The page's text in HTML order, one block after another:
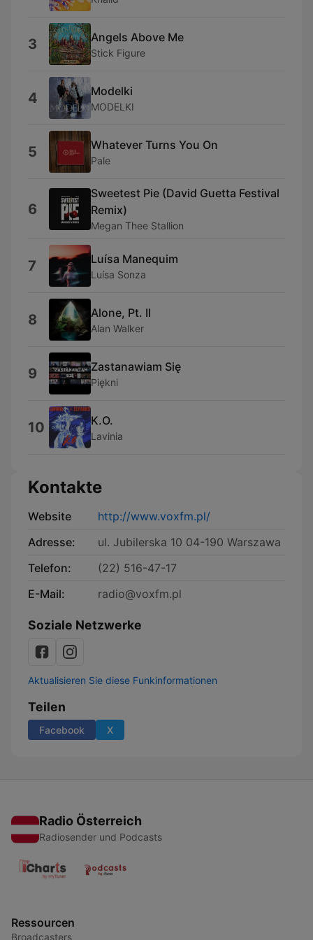
3 Angels Above Me
Stick Figure
4 Modelki
MODELKI
5 Whatever Turns You On
Pale
6
Sweetest Pie (David Guetta Festival
Remix)
Megan Thee Stallion
7 Luísa Manequim
Luísa Sonza
8 Alone, Pt. II
Alan Walker
9 Zastanawiam Się
Piękni
10 K.O.
Lavinia
Kontakte
Website
http://www.voxfm.pl/
Adresse:
ul. Jubilerska 10 04-190 Warszawa
Telefon:
(22) 516-47-17
E-Mail:
radio@voxfm.pl
Soziale Netzwerke
Aktualisieren Sie diese Funkinformationen
Teilen
Facebook X
Radio Österreich
Radiosender und Podcasts
Ressourcen
Broadcasters